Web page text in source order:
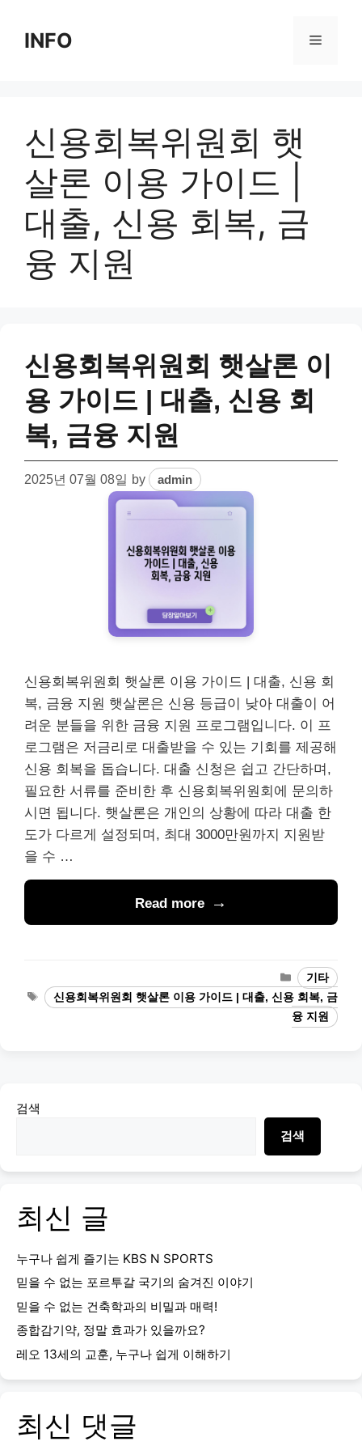
contentINFO Menu
신용회복위원회 햇
살론 이용 가이드 |
대출, 신용 회복, 금
융 지원
신용회복위원회 햇살론 이
용 가이드 | 대출, 신용 회
복, 금융 지원
2025년 07월 08일 by admin
신용회복위원회 햇살론 이용 가이드 | 대출, 신용 회
복, 금융 지원 햇살론은 신용 등급이 낮아 대출이 어
려운 분들을 위한 금융 지원 프로그램입니다. 이 프
로그램은 저금리로 대출받을 수 있는 기회를 제공해
신용 회복을 돕습니다. 대출 신청은 쉽고 간단하며,
필요한 서류를 준비한 후 신용회복위원회에 문의하
시면 됩니다. 햇살론은 개인의 상황에 따라 대출 한
도가 다르게 설정되며, 최대 3000만원까지 지원받
을 수 …
Read more
Categories
기타
Tags
신용회복위원회 햇살론 이용 가이드 | 대출, 신용 회복, 금
융 지원
검색
검색
최신 글
누구나 쉽게 즐기는 KBS N SPORTS
믿을 수 없는 포르투갈 국기의 숨겨진 이야기
믿을 수 없는 건축학과의 비밀과 매력!
종합감기약, 정말 효과가 있을까요?
레오 13세의 교훈, 누구나 쉽게 이해하기
최신 댓글